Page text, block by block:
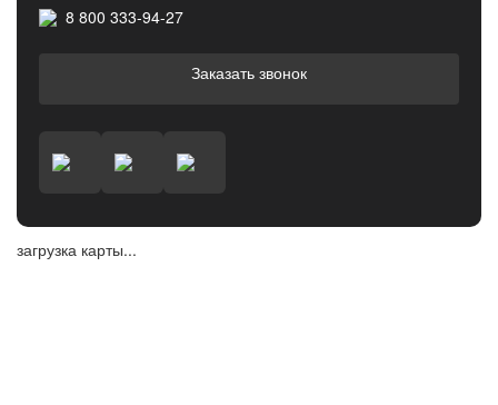
8 800 333-94-27
Заказать звонок
загрузка карты...